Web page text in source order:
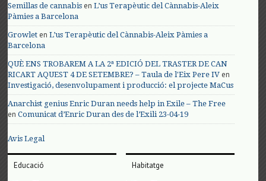
Semillas de cannabis enL’us Terapèutic del Cànnabis-Aleix
Pàmies a Barcelona
Growlet enL’us Terapèutic del Cànnabis-Aleix Pàmies a
Barcelona
QUÈ ENS TROBAREM A LA 2ª EDICIÓ DEL TRASTER DE CAN
RICART AQUEST 4 DE SETEMBRE? – Taula de l'Eix Pere IV en
Investigació, desenvolupament i producció: el projecte MaCus
Anarchist genius Enric Duran needs help in Exile – The Free
enComunicat d’Enric Duran des de l’Exili 23-04-19
Avis Legal
Educació Habitatge